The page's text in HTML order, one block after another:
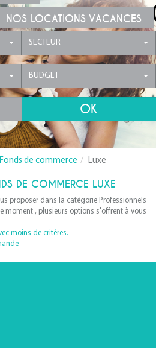
NOS LOCATIONS VACANCES
SECTEUR
BUDGET
Fonds de commerce Luxe
DE COMMERCE LUXE
proposer dans la catégorie Professionnels
moment , plusieurs options s'offrent à vous
moins de critères.